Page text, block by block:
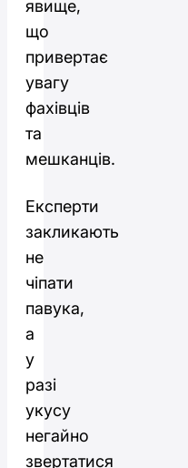
явище,
що
привертає
увагу
фахівців
та
мешканців.
Експерти
закликають
не
чіпати
павука,
а
у
разі
укусу
негайно
звертатися